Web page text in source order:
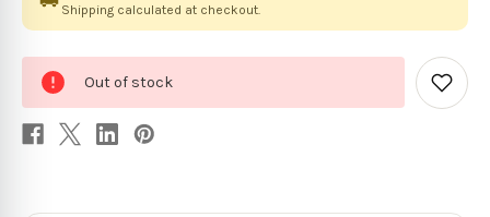
Shipping calculated at checkout.
stock
Out of stock
Add
to